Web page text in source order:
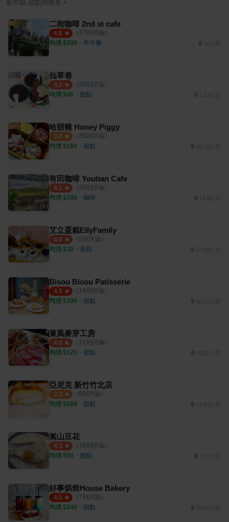
新竹縣 甜點的排名 ›
二街咖啡 2nd st cafe
4.6 （ 27則評論）
均消 $200 ・ 早午餐
仙草巷
4.2 （ 28則評論）
均消 $90 ・ 甜點 1.34公里
哈甜豬 Honey Piggy
3.4 （ 35則評論）
均消 $160 ・ 甜點
有田咖啡 Youtian Cafe
4.2 （ 24則評論）
均消 $300 ・ 咖啡
艾立蛋糕EllyFamily
4.0 （ 5則評論）
均消 $39 ・ 蛋糕
Bisou Bisou Patisserie
4.5 （ 14則評論）
均消 $300 ・ 甜點
菓風麥芽工房
4.0 （ 11則評論）
均消 $120 ・ 甜點
亞尼克 新竹竹北店
3.3 （ 8則評論）
均消 $289 ・ 甜點
嵩山豆花
4.3 （ 18則評論）
均消 $50 ・ 甜點
好事烘焙House Bakery
4.5 （ 7則評論）
均消 $240 ・ 甜點